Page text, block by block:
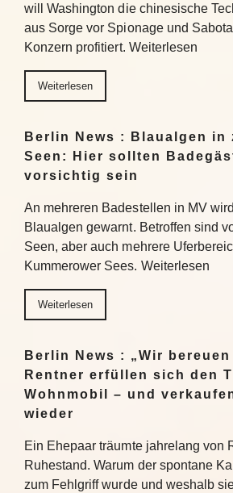
will Washington die chinesische
aus Sorge vor Spionage und
Konzern profitiert. Weiterlesen
Weiterlesen
Berlin News : Blaualgen in
Seen: Hier sollten
vorsichtig sein
An mehreren Badestellen in MV
Blaualgen gewarnt. Betroffen sind
Seen, aber auch mehrere
Kummerower Sees. Weiterlesen
Weiterlesen
Berlin News : „Wir
Rentner erfüllen sich den
Wohnmobil – und
wieder
Ein Ehepaar träumte jahrelang von
Ruhestand. Warum der spontane
zum Fehlgriff wurde und weshalb